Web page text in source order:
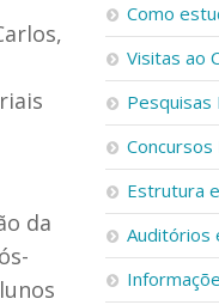
da
Como
Visitas ao
Pesquisas
Concursos
Estrutura
Auditórios